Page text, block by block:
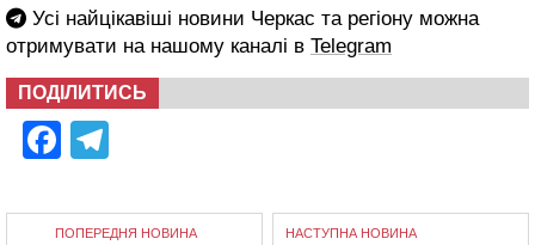
Усі найцікавіші новини Черкас та регіону можна
отримувати на нашому каналі в Telegram
ПОДІЛИТИСЬ
Facebook
ПОПЕРЕДНЯ НОВИНА НАСТУПНА НОВИНА